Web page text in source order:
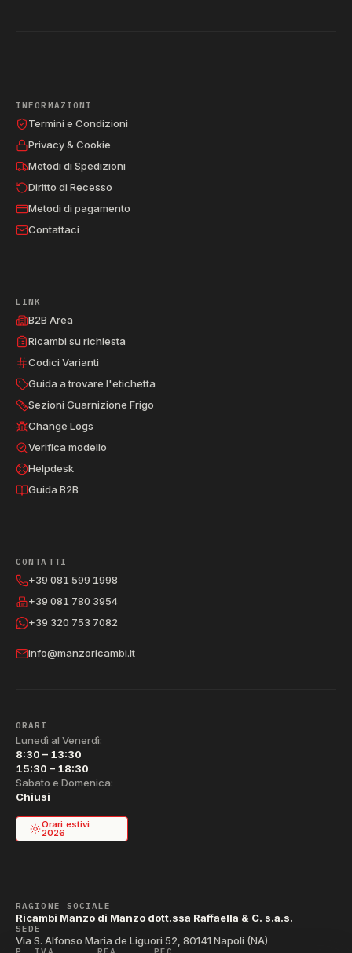
INFORMAZIONI
Termini e Condizioni
Privacy & Cookie
Metodi di Spedizioni
Diritto di Recesso
Metodi di pagamento
Contattaci
LINK
B2B Area
Ricambi su richiesta
Codici Varianti
Guida a trovare l'etichetta
Sezioni Guarnizione Frigo
Change Logs
Verifica modello
Helpdesk
Guida B2B
CONTATTI
+39 081 599 1998
+39 081 780 3954
+39 320 753 7082
info@manzoricambi.it
ORARI
Lunedì al Venerdì:
8:30 – 13:30
15:30 – 18:30
Sabato e Domenica:
Chiusi
Orari estivi
2026
RAGIONE SOCIALE
Ricambi Manzo di Manzo dott.ssa Raffaella & C. s.a.s.
SEDE
Via S. Alfonso Maria de Liguori 52, 80141 Napoli (NA)